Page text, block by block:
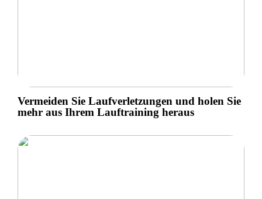
Vermeiden Sie Laufverletzungen und holen Sie
mehr aus Ihrem Lauftraining heraus